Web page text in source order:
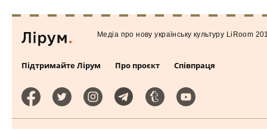
Підтримайте Лірум Про проєкт Співпраця
Медiа про нову українську культуру LiRoom